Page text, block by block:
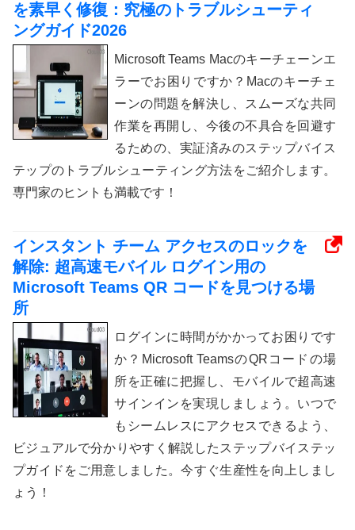
を素早く修復：究極のトラブルシューティ
ングガイド2026
Microsoft Teams Macのキーチェーンエ
ラーでお困りですか？Macのキーチェ
ーンの問題を解決し、スムーズな共同
作業を再開し、今後の不具合を回避す
るための、実証済みのステップバイス
テップのトラブルシューティング方法をご紹介します。
専門家のヒントも満載です！
インスタント チーム アクセスのロックを
解除: 超高速モバイル ログイン用の
Microsoft Teams QR コードを見つける場
所
ログインに時間がかかってお困りです
か？Microsoft TeamsのQRコードの場
所を正確に把握し、モバイルで超高速
サインインを実現しましょう。いつで
もシームレスにアクセスできるよう、
ビジュアルで分かりやすく解説したステップバイステッ
プガイドをご用意しました。今すぐ生産性を向上しまし
ょう！